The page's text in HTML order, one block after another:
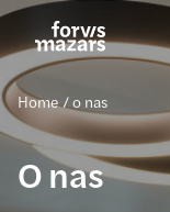
Skip
content
Home/o nas
O nas